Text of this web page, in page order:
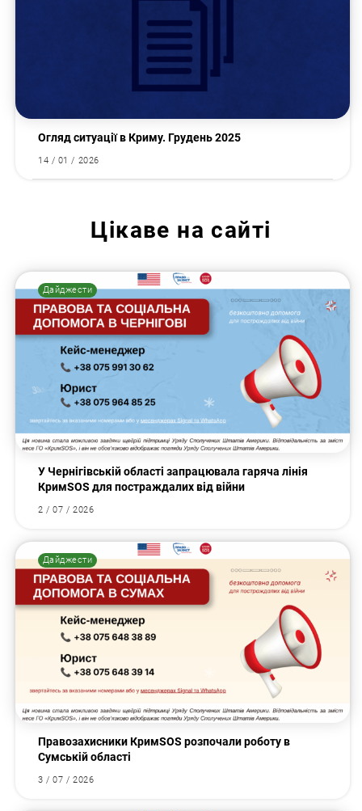
Огляд ситуації в Криму. Грудень 2025
14 / 01 / 2026
Цікаве на сайті
Дайджести
У Чернігівській області запрацювала гаряча лінія
КримSOS для постраждалих від війни
2 / 07 / 2026
Дайджести
Правозахисники КримSOS розпочали роботу в
Сумській області
3 / 07 / 2026